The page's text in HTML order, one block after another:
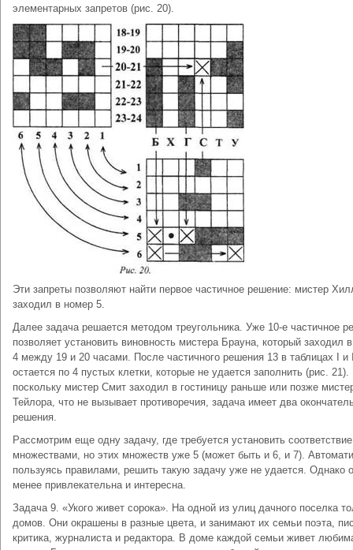
элементарных запретов (рис. 20).
Эти запреты позволяют найти первое частичное решение: мистер
заходил в номер 5.
Далее задача решается методом треугольника. Уже 10-е частичное
позволяет установить виновность мистера Брауна, который заходил
4 между 19 и 20 часами. После частичного решения 13 в таблицах I и
остается по 4 пустых клетки, которые не удается заполнить (рис.
поскольку мистер Смит заходил в гостиницу раньше или позже
Тейлора, что не вызывает противоречия, задача имеет два
решения.
Рассмотрим еще одну задачу, где требуется установить
множествами, но этих множеств уже 5 (может быть и 6, и 7).
пользуясь правилами, решить такую задачу уже не удается. Однако
менее привлекательна и интересна.
Задача 9. «Укого живет сорока». На одной из улиц дачного поселка
домов. Они окрашены в разные цвета, и занимают их семьи поэта,
критика, журналиста и редактора. В доме каждой семьи живет